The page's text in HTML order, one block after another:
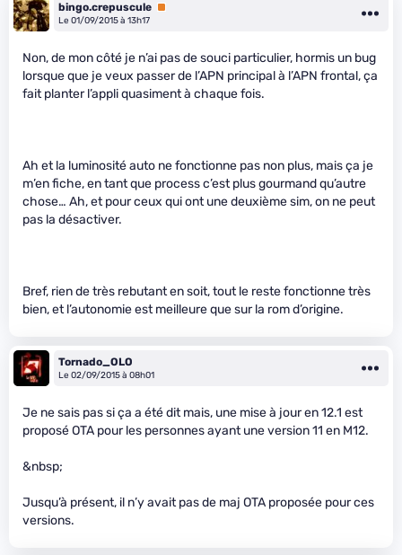
bingo.crepuscule Premium
Le 01/09/2015 à 13h17
Non, de mon côté je n’ai pas de souci particulier, hormis un bug
lorsque que je veux passer de l’APN principal à l’APN frontal, ça
fait planter l’appli quasiment à chaque fois.
Ah et la luminosité auto ne fonctionne pas non plus, mais ça je
m’en fiche, en tant que process c’est plus gourmand qu’autre
chose… Ah, et pour ceux qui ont une deuxième sim, on ne peut
pas la désactiver.
Bref, rien de très rebutant en soit, tout le reste fonctionne très
bien, et l’autonomie est meilleure que sur la rom d’origine.
Tornado_OLO
Le 02/09/2015 à 08h01
Je ne sais pas si ça a été dit mais, une mise à jour en 12.1 est
proposé OTA pour les personnes ayant une version 11 en M12.
&nbsp;
Jusqu’à présent, il n’y avait pas de maj OTA proposée pour ces
versions.